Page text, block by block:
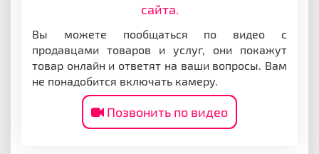
сайта.
Вы можете пообщаться по видео с
продавцами товаров и услуг, они покажут
товар онлайн и ответят на ваши вопросы. Вам
не понадобится включать камеру.
Позвонить по видео